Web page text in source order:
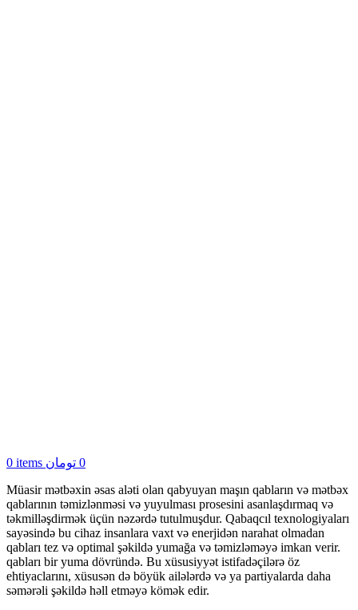
0 items 0 تومان
Müasir mətbəxin əsas aləti olan qabyuyan maşın qabların və mətbəx
qablarının təmizlənməsi və yuyulması prosesini asanlaşdırmaq və
təkmilləşdirmək üçün nəzərdə tutulmuşdur. Qabaqcıl texnologiyaları
sayəsində bu cihaz insanlara vaxt və enerjidən narahat olmadan
qabları tez və optimal şəkildə yumağa və təmizləməyə imkan verir.
qabları bir yuma dövründə. Bu xüsusiyyət istifadəçilərə öz
ehtiyaclarını, xüsusən də böyük ailələrdə və ya partiyalarda daha
səmərəli şəkildə həll etməyə kömək edir.